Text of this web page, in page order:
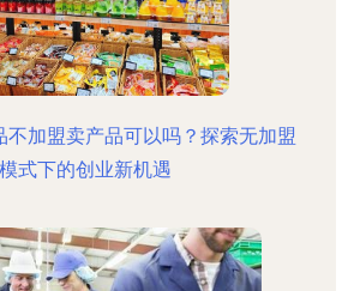
不加盟卖产品可以吗？探索无加盟
模式下的创业新机遇